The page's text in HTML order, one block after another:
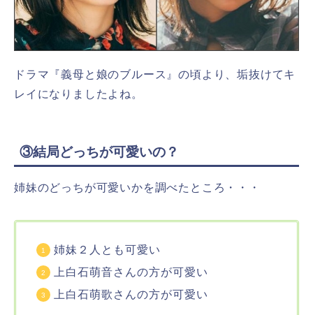
ドラマ『義母と娘のブルース』の頃より、垢抜けてキ
レイになりましたよね。
③結局どっちが可愛いの？
姉妹のどっちが可愛いかを調べたところ・・・
姉妹２人とも可愛い
上白石萌音さんの方が可愛い
上白石萌歌さんの方が可愛い